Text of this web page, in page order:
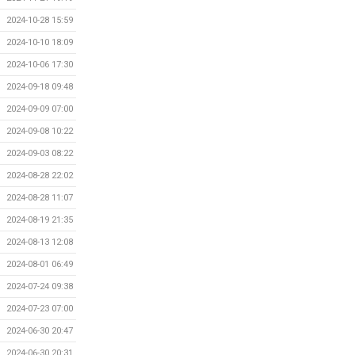
2024-10-28 15:59
2024-10-10 18:09
2024-10-06 17:30
2024-09-18 09:48
2024-09-09 07:00
2024-09-08 10:22
2024-09-03 08:22
2024-08-28 22:02
2024-08-28 11:07
2024-08-19 21:35
2024-08-13 12:08
2024-08-01 06:49
2024-07-24 09:38
2024-07-23 07:00
2024-06-30 20:47